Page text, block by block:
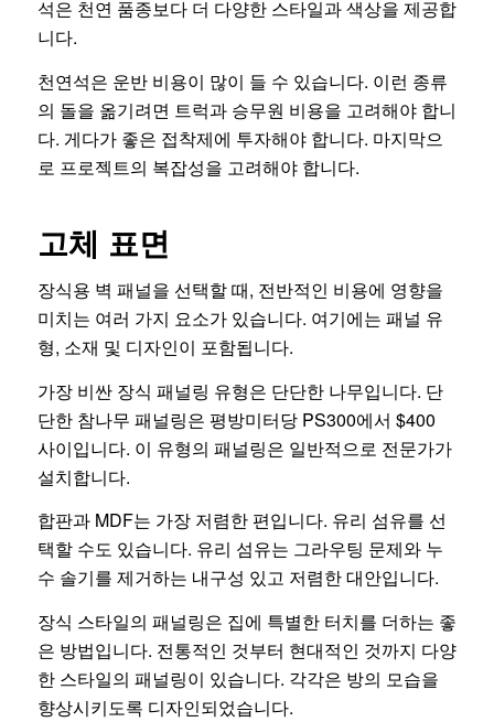
석은 천연 품종보다 더 다양한 스타일과 색상을 제공합
니다.
천연석은 운반 비용이 많이 들 수 있습니다. 이런 종류
의 돌을 옮기려면 트럭과 승무원 비용을 고려해야 합니
다. 게다가 좋은 접착제에 투자해야 합니다. 마지막으
로 프로젝트의 복잡성을 고려해야 합니다.
고체 표면
장식용 벽 패널을 선택할 때, 전반적인 비용에 영향을
미치는 여러 가지 요소가 있습니다. 여기에는 패널 유
형, 소재 및 디자인이 포함됩니다.
가장 비싼 장식 패널링 유형은 단단한 나무입니다. 단
단한 참나무 패널링은 평방미터당 PS300에서 $400
사이입니다. 이 유형의 패널링은 일반적으로 전문가가
설치합니다.
합판과 MDF는 가장 저렴한 편입니다. 유리 섬유를 선
택할 수도 있습니다. 유리 섬유는 그라우팅 문제와 누
수 솔기를 제거하는 내구성 있고 저렴한 대안입니다.
장식 스타일의 패널링은 집에 특별한 터치를 더하는 좋
은 방법입니다. 전통적인 것부터 현대적인 것까지 다양
한 스타일의 패널링이 있습니다. 각각은 방의 모습을
향상시키도록 디자인되었습니다.